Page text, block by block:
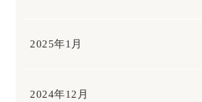
2025年1月
2024年12月